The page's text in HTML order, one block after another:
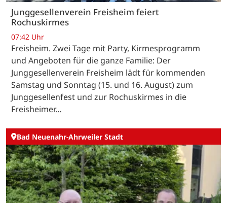
Junggesellenverein Freisheim feiert
Rochuskirmes
07:42 Uhr
Freisheim. Zwei Tage mit Party, Kirmesprogramm
und Angeboten für die ganze Familie: Der
Junggesellenverein Freisheim lädt für kommenden
Samstag und Sonntag (15. und 16. August) zum
Junggesellenfest und zur Rochuskirmes in die
Freisheimer…
Bad Neuenahr-Ahrweiler Stadt